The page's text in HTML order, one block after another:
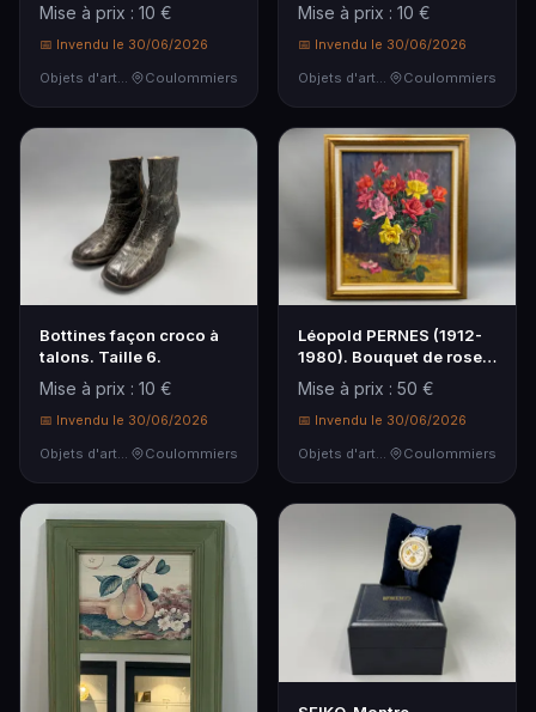
Mise à prix : 10 €
📅 Invendu le 30/06/2026
Coulommiers
Mise à prix : 10 €
📅 Invendu le 30/06/2026
Coulommiers
Bottines façon croco à
talons. Taille 6.
Mise à prix : 10 €
📅 Invendu le 30/06/2026
Objets d'art & Curiosités
Coulommiers
Léopold PERNES (1912-
1980). Bouquet de roses
épanouies.
Mise à prix : 50 €
📅 Invendu le 30/06/2026
Objets d'art & Curiosités
Coulommiers